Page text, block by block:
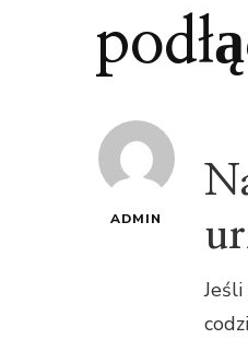
ADMIN